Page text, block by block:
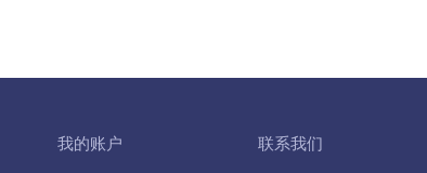
我的账户 联系我们